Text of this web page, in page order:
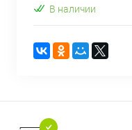
В наличии